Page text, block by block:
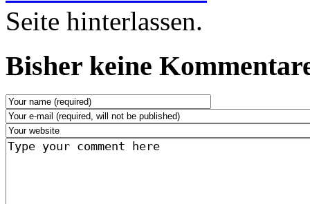
Seite hinterlassen.
Bisher keine